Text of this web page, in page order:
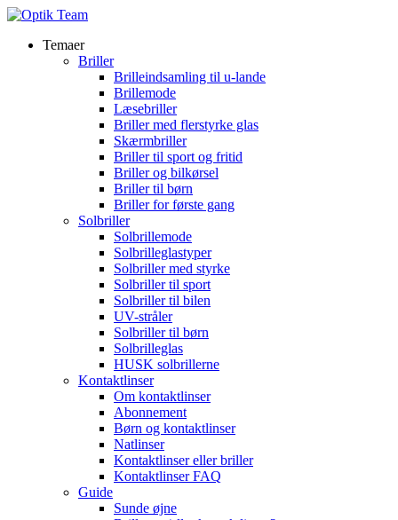
Temaer
Briller
Brilleindsamling til u-lande
Brillemode
Læsebriller
Briller med flerstyrke glas
Skærmbriller
Briller til sport og fritid
Briller og bilkørsel
Briller til børn
Briller for første gang
Solbriller
Solbrillemode
Solbrilleglastyper
Solbriller med styrke
Solbriller til sport
Solbriller til bilen
UV-stråler
Solbriller til børn
Solbrilleglas
HUSK solbrillerne
Kontaktlinser
Om kontaktlinser
Abonnement
Børn og kontaktlinser
Natlinser
Kontaktlinser eller briller
Kontaktlinser FAQ
Guide
Sunde øjne